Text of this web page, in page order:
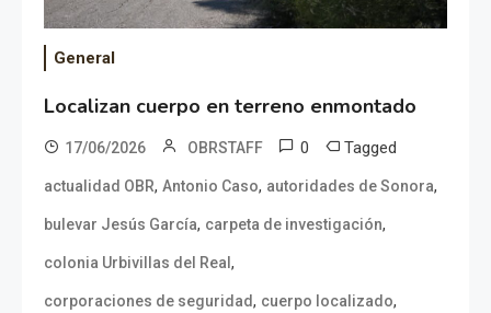
General
Localizan cuerpo en terreno enmontado
17/06/2026 OBRSTAFF 0 Tagged
actualidad OBR, Antonio Caso, autoridades de Sonora,
bulevar Jesús García, carpeta de investigación,
colonia Urbivillas del Real ,
corporaciones de seguridad, cuerpo localizado,